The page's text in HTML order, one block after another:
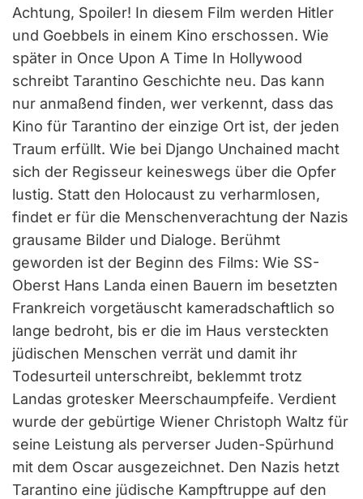
Achtung, Spoiler! In diesem Film werden Hitler
und Goebbels in einem Kino erschossen. Wie
später in Once Upon A Time In Hollywood
schreibt Tarantino Geschichte neu. Das kann
nur anmaßend finden, wer verkennt, dass das
Kino für Tarantino der einzige Ort ist, der jeden
Traum erfüllt. Wie bei Django Unchained macht
sich der Regisseur keineswegs über die Opfer
lustig. Statt den Holocaust zu verharmlosen,
findet er für die Menschenverachtung der Nazis
grausame Bilder und Dialoge. Berühmt
geworden ist der Beginn des Films: Wie SS-
Oberst Hans Landa einen Bauern im besetzten
Frankreich vorgetäuscht kameradschaftlich so
lange bedroht, bis er die im Haus versteckten
jüdischen Menschen verrät und damit ihr
Todesurteil unterschreibt, beklemmt trotz
Landas grotesker Meerschaumpfeife. Verdient
wurde der gebürtige Wiener Christoph Waltz für
seine Leistung als perverser Juden-Spürhund
mit dem Oscar ausgezeichnet. Den Nazis hetzt
Tarantino eine jüdische Kampftruppe auf den